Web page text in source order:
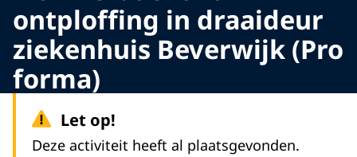
ontploffing in draaideur
ziekenhuis Beverwijk (Pro
forma)
Let op!
Deze activiteit heeft al plaatsgevonden.